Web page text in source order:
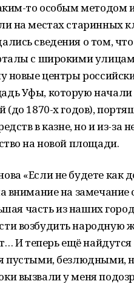
то особым методом
на местах старинных
сведения о том,
с широкими
новые центры
Уфы, которую начали
(до 1870-х годов),
в казне, но и из-
на новой площади.
«Если не будете как
внимание на
часть из наших
возбудить народную
И теперь ещё
пустыми, безлюдными,
вызвали у меня